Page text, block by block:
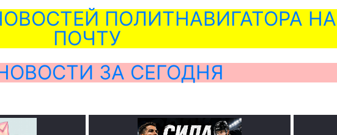
ПОЛИТНАВИГАТОРА
ПОЧТУ
ЗА СЕГОДНЯ